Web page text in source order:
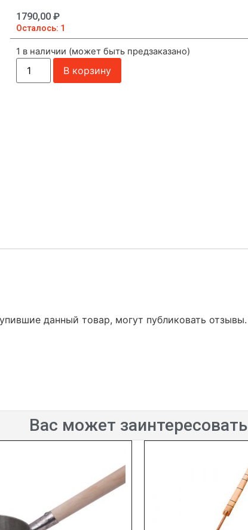
1790,00 ₽
Осталось: 1
1 в наличии (может быть предзаказано)
В корзину
данный товар, могут публиковать отзывы.
Вас может заинтересовать